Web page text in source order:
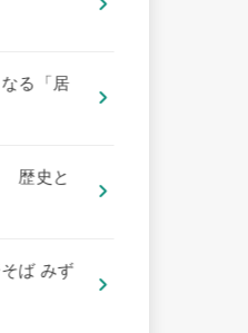
る「居
歴史と
ば みず